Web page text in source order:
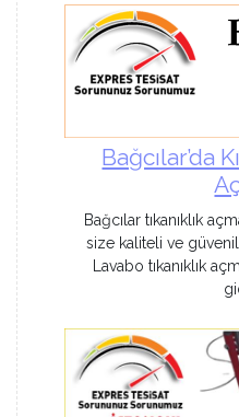
Bağcılar’da
Bağcılar tıkanıklık
size kaliteli ve
Lavabo tıkanıklık